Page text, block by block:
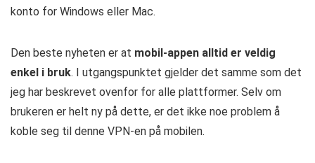
konto for Windows eller Mac.
Den beste nyheten er at mobil-appen alltid er veldig
enkel i bruk. I utgangspunktet gjelder det samme som det
jeg har beskrevet ovenfor for alle plattformer. Selv om
brukeren er helt ny på dette, er det ikke noe problem å
koble seg til denne VPN-en på mobilen.